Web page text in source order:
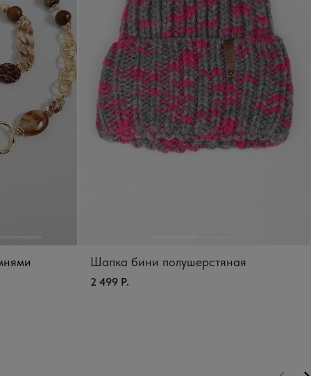
Шапка бини полушерстяная
2 499 Р.